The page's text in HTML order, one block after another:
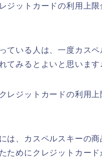
ジットカードの利用上
ている人は、一度カス
てみるとよいと思います
レジットカードの利用
は、カスペルスキーの
ためにクレジットカー